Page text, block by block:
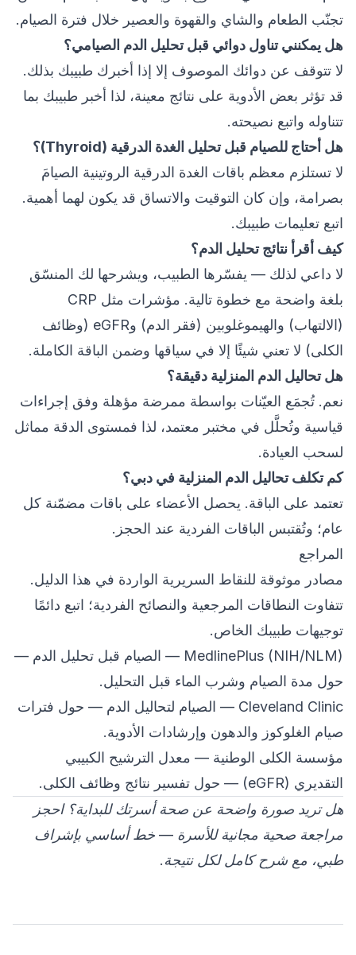
تجنّب الطعام والشاي والقهوة والعصير خلال فترة الصيام.
هل يمكنني تناول دوائي قبل تحليل الدم الصيامي؟
لا تتوقف عن دوائك الموصوف إلا إذا أخبرك طبيبك بذلك.
قد تؤثر بعض الأدوية على نتائج معينة، لذا أخبر طبيبك بما
تتناوله واتبع نصيحته.
هل أحتاج للصيام قبل تحليل الغدة الدرقية (Thyroid)؟
لا تستلزم معظم باقات الغدة الدرقية الروتينية الصيامَ
بصرامة، وإن كان التوقيت والاتساق قد يكون لهما أهمية.
اتبع تعليمات طبيبك.
كيف أقرأ نتائج تحليل الدم؟
لا داعي لذلك — يفسّرها الطبيب، ويشرحها لك المنسّق
بلغة واضحة مع خطوة تالية. مؤشرات مثل CRP
(الالتهاب) والهيموغلوبين (فقر الدم) وeGFR (وظائف
الكلى) لا تعني شيئًا إلا في سياقها وضمن الباقة الكاملة.
هل تحاليل الدم المنزلية دقيقة؟
نعم. تُجمَع العيّنات بواسطة ممرضة مؤهلة وفق إجراءات
قياسية وتُحلَّل في مختبر معتمد، لذا فمستوى الدقة مماثل
لسحب العيادة.
كم تكلف تحاليل الدم المنزلية في دبي؟
تعتمد على الباقة. يحصل الأعضاء على باقات مضمّنة كل
عام؛ وتُقتبس الباقات الفردية عند الحجز.
المراجع
مصادر موثوقة للنقاط السريرية الواردة في هذا الدليل.
تتفاوت النطاقات المرجعية والنصائح الفردية؛ اتبع دائمًا
توجيهات طبيبك الخاص.
MedlinePlus (NIH/NLM) — الصيام قبل تحليل الدم
—
حول مدة الصيام وشرب الماء قبل التحليل.
Cleveland Clinic — الصيام لتحاليل الدم
— حول فترات
صيام الغلوكوز والدهون وإرشادات الأدوية.
مؤسسة الكلى الوطنية — معدل الترشيح الكبيبي
التقديري (eGFR)
— حول تفسير نتائج وظائف الكلى.
هل تريد صورة واضحة عن صحة أسرتك للبداية؟احجز
مراجعة صحية مجانية للأسرة — خط أساسي بإشراف
طبي، مع شرح كامل لكل نتيجة.